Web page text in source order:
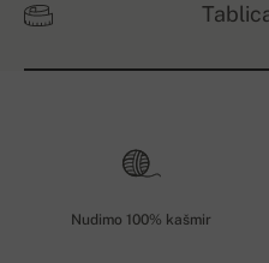
Nudimo 100% kašmir